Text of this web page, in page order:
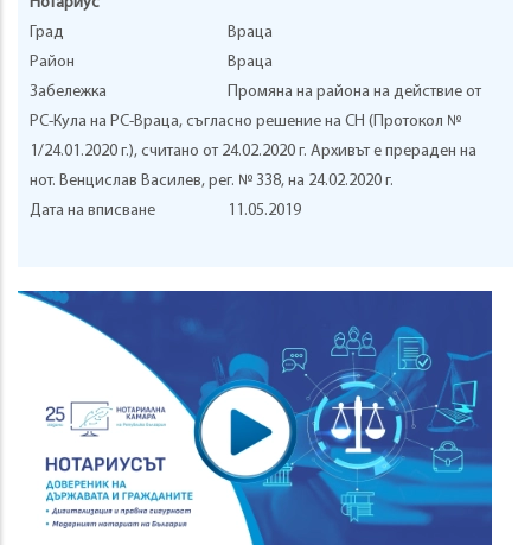
Град
Враца
Район
Враца
Забележка
Промяна на района на действие от
РС-Кула на РС-Враца, съгласно решение на СН (Протокол №
1/24.01.2020 г.), считано от 24.02.2020 г. Архивът е прераден на
нот. Венцислав Василев, рег. № 338, на 24.02.2020 г.
Дата на вписване
11.05.2019